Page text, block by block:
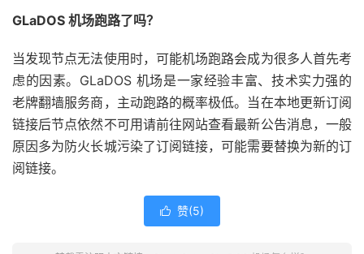
GLaDOS 机场跑路了吗？
当发现节点无法使用时，可能机场跑路会成为很多人首先考
虑的因素。GLaDOS 机场是一家经验丰富、技术实力强的
老牌翻墙服务商，主动跑路的概率极低。当在本地更新订阅
链接后节点依然不可用请前往网站查看最新公告消息，一般
原因多为防火长城污染了订阅链接，可能需要替换为新的订
阅链接。
 赞(5)